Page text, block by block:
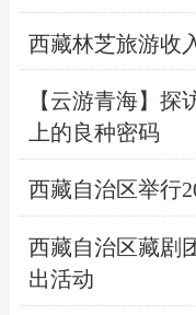
西藏林芝旅游收
【云游青海】探
上的良种密码
西藏自治区举行
西藏自治区藏剧
出活动